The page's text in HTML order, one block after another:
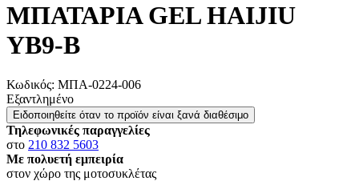
ΜΠΑΤΑΡΙΑ GEL HAIJIU
YB9-B
Κωδικός: ΜΠΑ-0224-006
Εξαντλημένο
Ειδοποιηθείτε όταν το προϊόν είναι ξανά διαθέσιμο
Τηλεφωνικές παραγγελίες
στο 210 832 5603
Με πολυετή εμπειρία
στον χώρο της μοτοσυκλέτας